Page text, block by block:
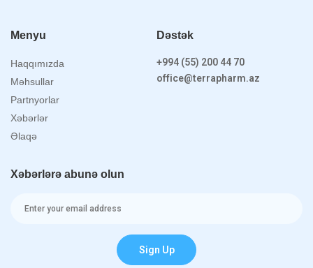
Menyu
Haqqımızda
Məhsullar
Partnyorlar
Xəbərlər
Əlaqə
Dəstək
+994 (55) 200 44 70
office@terrapharm.az
Xəbərlərə abunə olun
Sign Up